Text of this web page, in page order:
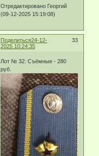
Отредактировано Георгий
(09-12-2025 15:19:08)
Поделиться 33
24-12-
2025 10:24:35
Лот № 32: Съёмные - 280
руб.